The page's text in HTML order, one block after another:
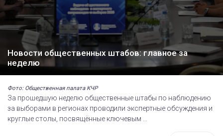
Новости общественных штабов: главное за
неделю
Фото: Общественная палата КЧР
За прошедшую неделю общественные штабы по наблюдению
за выборами в регионах проводили экспертные обсуждения и
круглые столы, посвящённые ключевым ...